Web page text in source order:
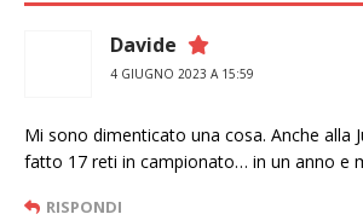
Davide
4 GIUGNO 2023 A 15:59
Mi sono dimenticato una cosa. Anche alla
fatto 17 reti in campionato… in un anno e
RISPONDI